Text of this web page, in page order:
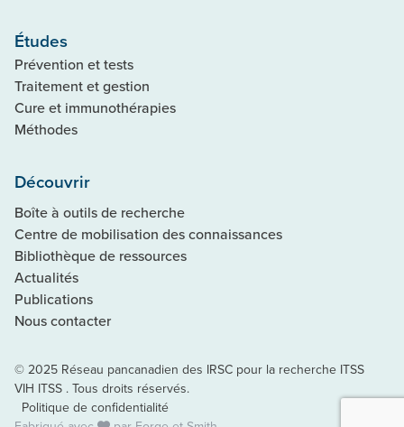
Études
Prévention et tests
Traitement et gestion
Cure et immunothérapies
Méthodes
Découvrir
Boîte à outils de recherche
Centre de mobilisation des connaissances
Bibliothèque de ressources
Actualités
Publications
Nous contacter
© 2025 Réseau pancanadien des IRSC pour la recherche ITSS
VIH ITSS . Tous droits réservés.
Politique de confidentialité